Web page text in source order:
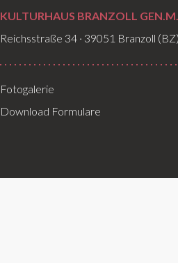
KULTURHAUS BRANZOLL
Reichsstraße 34 · 39051 Branzoll
Fotogalerie
Download Formulare